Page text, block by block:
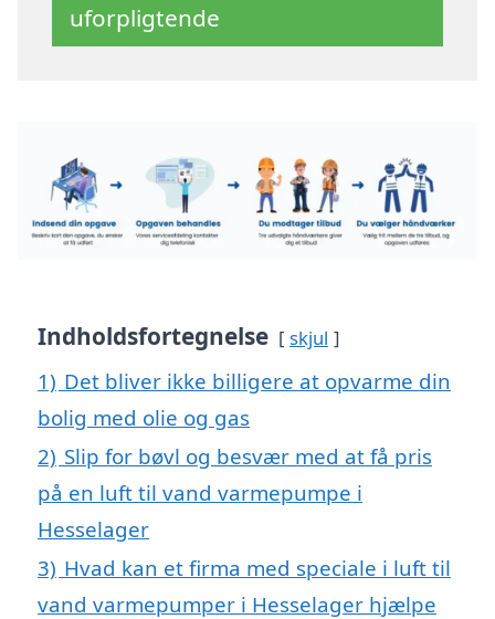
uforpligtende
Indholdsfortegnelse skjul
1) Det bliver ikke billigere at opvarme din
bolig med olie og gas
2) Slip for bøvl og besvær med at få pris
på en luft til vand varmepumpe i
Hesselager
3) Hvad kan et firma med speciale i luft til
vand varmepumper i Hesselager hjælpe